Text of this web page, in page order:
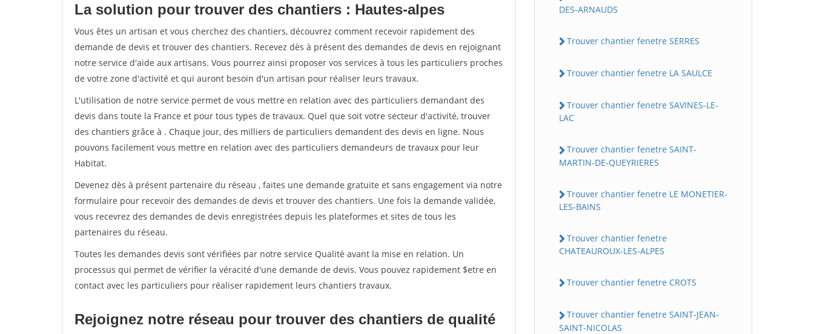
La solution pour trouver des chantiers : Hautes-alpes
Vous êtes un artisan et vous cherchez des chantiers, découvrez comment recevoir rapidement des
demande de devis et trouver des chantiers. Recevez dès à présent des demandes de devis en rejoignant
notre service d'aide aux artisans. Vous pourrez ainsi proposer vos services à tous les particuliers proches
de votre zone d'activité et qui auront besoin d'un artisan pour réaliser leurs travaux.
L'utilisation de notre service permet de vous mettre en relation avec des particuliers demandant des
devis dans toute la France et pour tous types de travaux. Quel que soit votre secteur d'activité, trouver
des chantiers grâce à . Chaque jour, des milliers de particuliers demandent des devis en ligne. Nous
pouvons facilement vous mettre en relation avec des particuliers demandeurs de travaux pour leur
Habitat.
Devenez dès à présent partenaire du réseau , faites une demande gratuite et sans engagement via notre
formulaire pour recevoir des demandes de devis et trouver des chantiers. Une fois la demande validée,
vous recevrez des demandes de devis enregistrées depuis les plateformes et sites de tous les
partenaires du réseau.
Toutes les demandes devis sont vérifiées par notre service Qualité avant la mise en relation. Un
processus qui permet de vérifier la véracité d'une demande de devis. Vous pouvez rapidement $etre en
contact avec les particuliers pour réaliser rapidement leurs chantiers travaux.
Rejoignez notre réseau pour trouver des chantiers de qualité
DES-ARNAUDS
Trouver chantier fenetre SERRES
Trouver chantier fenetre LA SAULCE
Trouver chantier fenetre SAVINES-LE-
LAC
Trouver chantier fenetre SAINT-
MARTIN-DE-QUEYRIERES
Trouver chantier fenetre LE MONETIER-
LES-BAINS
Trouver chantier fenetre
CHATEAUROUX-LES-ALPES
Trouver chantier fenetre CROTS
Trouver chantier fenetre SAINT-JEAN-
SAINT-NICOLAS